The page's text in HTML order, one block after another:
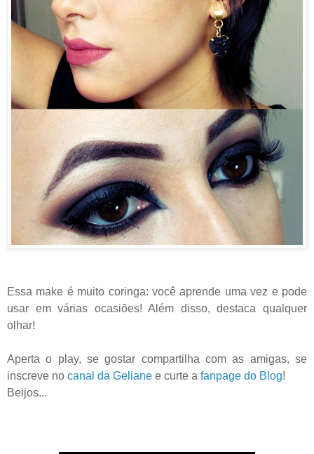
Essa make é muito coringa: você aprende uma vez e pode
usar em várias ocasiões! Além disso, destaca qualquer
olhar!
Aperta o play, se gostar compartilha com as amigas, se
inscreve no canal da Geliane e curte a fanpage do Blog!
Beijos...